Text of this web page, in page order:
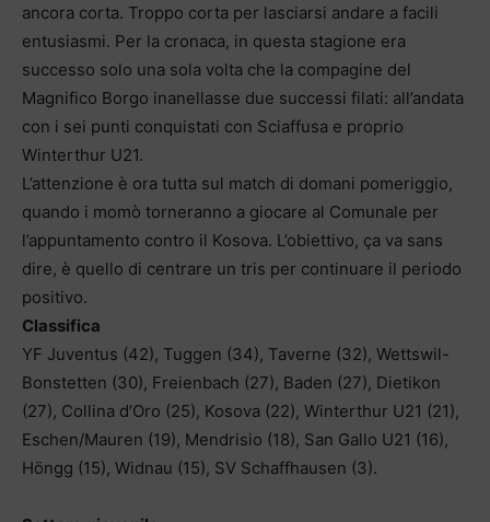
ancora corta. Troppo corta per lasciarsi andare a facili
entusiasmi. Per la cronaca, in questa stagione era
successo solo una sola volta che la compagine del
Magnifico Borgo inanellasse due successi filati: all’andata
con i sei punti conquistati con Sciaffusa e proprio
Winterthur U21.
L’attenzione è ora tutta sul match di domani pomeriggio,
quando i momò torneranno a giocare al Comunale per
l’appuntamento contro il Kosova. L’obiettivo, ça va sans
dire, è quello di centrare un tris per continuare il periodo
positivo.
Classifica
YF Juventus (42), Tuggen (34), Taverne (32), Wettswil-
Bonstetten (30), Freienbach (27), Baden (27), Dietikon
(27), Collina d’Oro (25), Kosova (22), Winterthur U21 (21),
Eschen/Mauren (19), Mendrisio (18), San Gallo U21 (16),
Höngg (15), Widnau (15), SV Schaffhausen (3).